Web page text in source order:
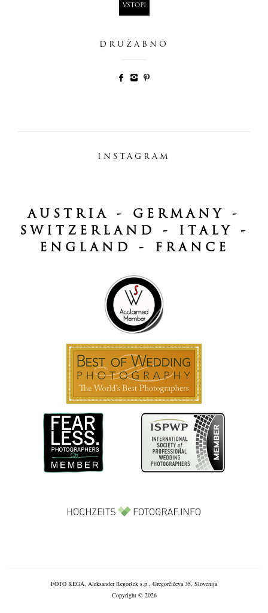
DRUŽABNO
INSTAGRAM
AUSTRIA - GERMANY -
SWITZERLAND - ITALY -
ENGLAND - FRANCE
FOTO REGA, Aleksander Regoršek s.p., Gregorčičeva 35, Slovenija
Copyright © 2026